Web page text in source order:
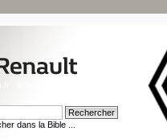
: le forum des miniatures Renault
dans la Bible ...